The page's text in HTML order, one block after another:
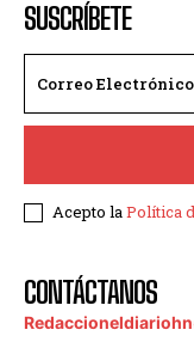
SUSCRÍBETE
Acepto laPolítica
CONTÁCTANOS